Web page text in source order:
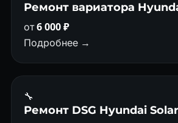
Ремонт вариатора
от6 000 ₽
Подробнее →
🔧
Ремонт DSG Hyundai